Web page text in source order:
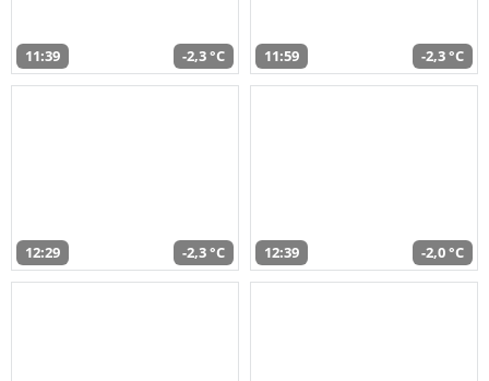
11:39 -2,3 °C 11:59 -2,3 °C
12:29 -2,3 °C 12:39 -2,0 °C